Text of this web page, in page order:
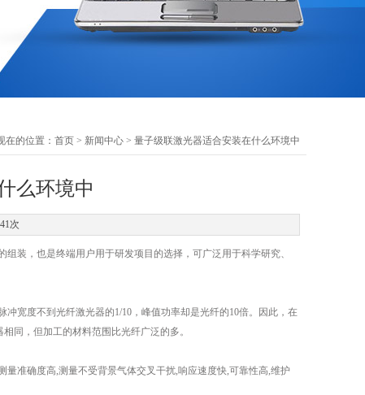
在的位置： 首页 > 新闻中心 > 量子级联激光器适合安装在什么环境中
么环境中
次
装，也是终端用户用于研发项目的选择，可广泛用于科学研究、
宽度不到光纤激光器的1/10，峰值功率却是光纤的10倍。因此，在
同，但加工的材料范围比光纤广泛的多。
准确度高,测量不受背景气体交叉干扰,响应速度快,可靠性高,维护